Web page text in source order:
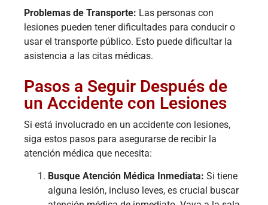
Problemas de Transporte: Las personas con
lesiones pueden tener dificultades para conducir o
usar el transporte público. Esto puede dificultar la
asistencia a las citas médicas.
Pasos a Seguir Después de
un Accidente con Lesiones
Si está involucrado en un accidente con lesiones,
siga estos pasos para asegurarse de recibir la
atención médica que necesita:
Busque Atención Médica Inmediata: Si tiene
alguna lesión, incluso leves, es crucial buscar